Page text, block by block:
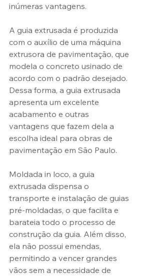
inúmeras vantagens.
A guia extrusada é produzida
com o auxílio de uma máquina
extrusora de pavimentação, que
modela o concreto usinado de
acordo com o padrão desejado.
Dessa forma, a guia extrusada
apresenta um excelente
acabamento e outras
vantagens que fazem dela a
escolha ideal para obras de
pavimentação em São Paulo.
Moldada in loco, a guia
extrusada dispensa o
transporte e instalação de guias
pré-moldadas, o que facilita e
barateia todo o processo de
construção da guia. Além disso,
ela não possui emendas,
permitindo a vencer grandes
vãos sem a necessidade de